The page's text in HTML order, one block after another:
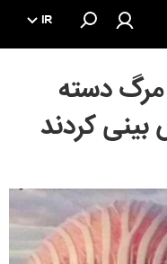
IR
دسته
کردند